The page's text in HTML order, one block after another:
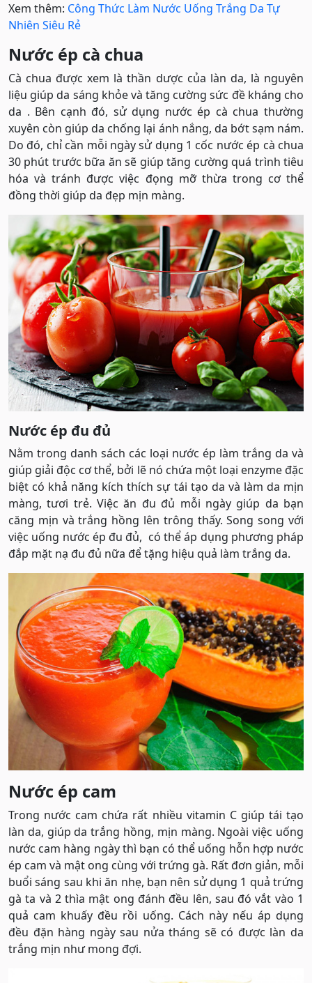
Xem thêm: Công Thức Làm Nước Uống Trắng Da Tự
Nhiên Siêu Rẻ
Nước ép cà chua
Cà chua được xem là thần dược của làn da, là nguyên
liệu giúp da sáng khỏe và tăng cường sức đề kháng cho
da . Bên cạnh đó, sử dụng nước ép cà chua thường
xuyên còn giúp da chống lại ánh nắng, da bớt sạm nám.
Do đó, chỉ cần mỗi ngày sử dụng 1 cốc nước ép cà chua
30 phút trước bữa ăn sẽ giúp tăng cường quá trình tiêu
hóa và tránh được việc đọng mỡ thừa trong cơ thể
đồng thời giúp da đẹp mịn màng.
Nước ép đu đủ
Nằm trong danh sách các loại nước ép làm trắng da và
giúp giải độc cơ thể, bởi lẽ nó chứa một loại enzyme đặc
biệt có khả năng kích thích sự tái tạo da và làm da mịn
màng, tươi trẻ. Việc ăn đu đủ mỗi ngày giúp da bạn
căng mịn và trắng hồng lên trông thấy. Song song với
việc uống nước ép đu đủ, có thể áp dụng phương pháp
đắp mặt nạ đu đủ nữa để tặng hiệu quả làm trắng da.
Nước ép cam
Trong nước cam chứa rất nhiều vitamin C giúp tái tạo
làn da, giúp da trắng hồng, mịn màng. Ngoài việc uống
nước cam hàng ngày thì bạn có thể uống hỗn hợp nước
ép cam và mật ong cùng với trứng gà. Rất đơn giản, mỗi
buổi sáng sau khi ăn nhẹ, bạn nên sử dụng 1 quả trứng
gà ta và 2 thìa mật ong đánh đều lên, sau đó vắt vào 1
quả cam khuấy đều rồi uống. Cách này nếu áp dụng
đều đặn hàng ngày sau nửa tháng sẽ có được làn da
trắng mịn như mong đợi.